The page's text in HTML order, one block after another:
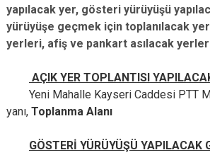
Melikgazi
Yeşilhisar
yapılacak yer, gösteri yürüyüşü
yürüyüşe geçmek için toplanılacak
yerleri, afiş ve pankart asılacak
AÇIK YER TOPLANTISI
Yeni Mahalle Kayseri Caddesi PTT
yanı, Toplanma Alanı
GÖSTERİ YÜRÜYÜŞÜ YAPILACAK